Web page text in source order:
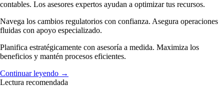
contables. Los asesores expertos ayudan a optimizar tus recursos.
Navega los cambios regulatorios con confianza. Asegura operaciones
fluidas con apoyo especializado.
Planifica estratégicamente con asesoría a medida. Maximiza los
beneficios y mantén procesos eficientes.
Continuar leyendo →
Lectura recomendada